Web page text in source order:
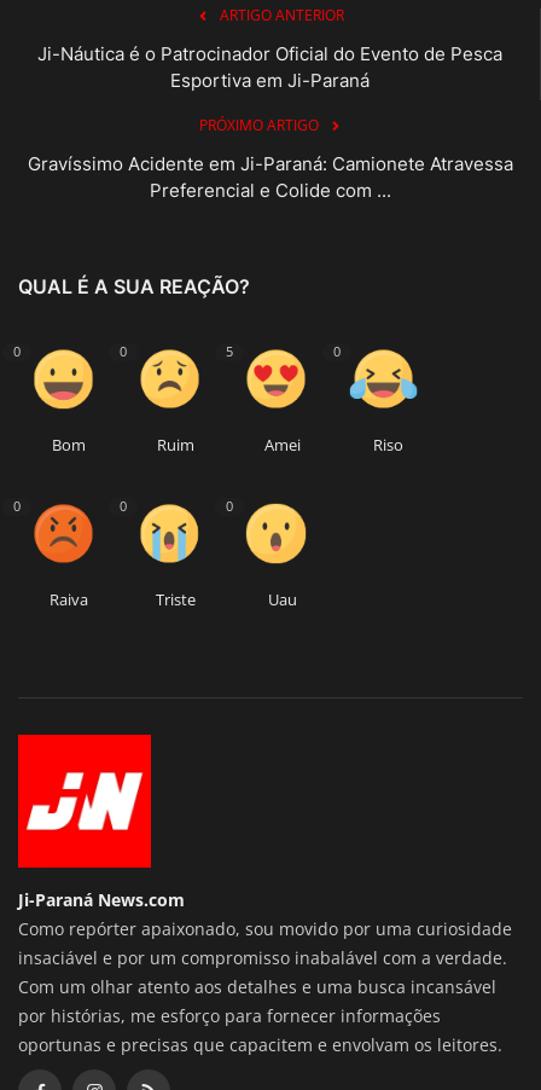
ARTIGO ANTERIOR
Ji-Náutica é o Patrocinador Oficial do Evento de Pesca
Esportiva em Ji-Paraná
PRÓXIMO ARTIGO
Gravíssimo Acidente em Ji-Paraná: Camionete Atravessa
Preferencial e Colide com ...
QUAL É A SUA REAÇÃO?
0
Bom
0
Ruim
5
Amei
0
Riso
0
Raiva
0
Triste
0
Uau
Ji-Paraná News.com
Como repórter apaixonado, sou movido por uma curiosidade
insaciável e por um compromisso inabalável com a verdade.
Com um olhar atento aos detalhes e uma busca incansável
por histórias, me esforço para fornecer informações
oportunas e precisas que capacitem e envolvam os leitores.